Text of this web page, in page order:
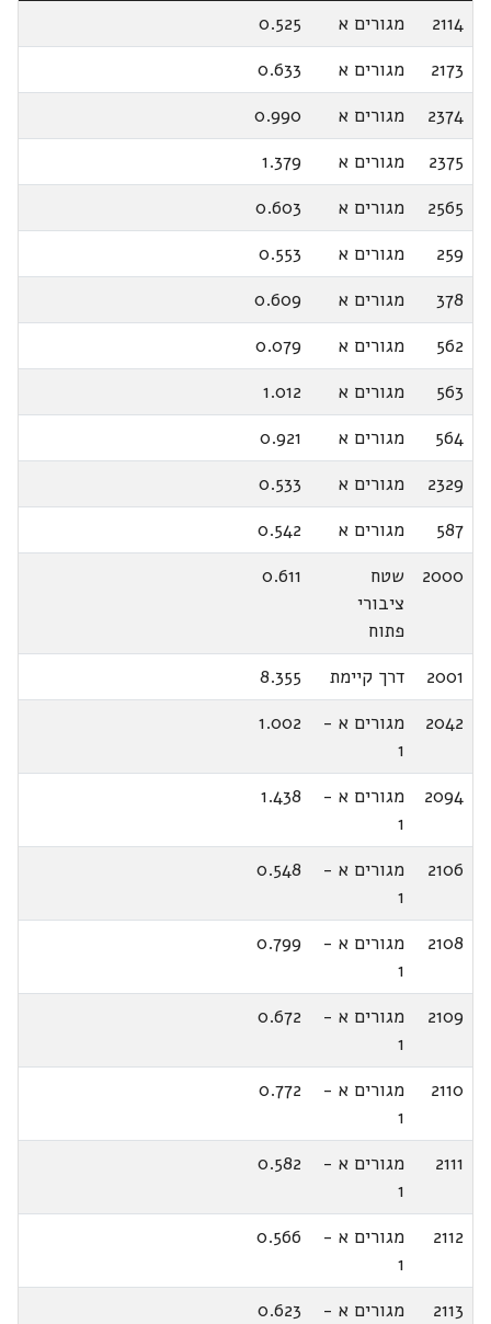
2114 מגורים א
0.525
2173
מגורים א
0.633
2374
מגורים א
0.990
2375
מגורים א
1.379
2565
מגורים א
0.603
259
מגורים א
0.553
378
מגורים א
0.609
562
מגורים א
0.079
563
מגורים א
1.012
564
מגורים א
0.921
2329
מגורים א
0.533
587
מגורים א
0.542
2000
שטח
ציבורי
פתוח
0.611
2001 דרך קיימת
8.355
2042
מגורים א -
1
1.002
2094
מגורים א -
1
1.438
2106
מגורים א -
1
0.548
2108
מגורים א -
1
0.799
2109
מגורים א -
1
0.672
2110
מגורים א -
1
0.772
2111
מגורים א -
1
0.582
2112
מגורים א -
1
0.566
2113
מגורים א -
0.623